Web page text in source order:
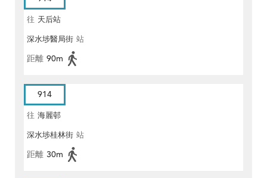
往 天后站
深水埗醫局街 站
距離 90m
914
往 海麗邨
深水埗桂林街 站
距離 30m